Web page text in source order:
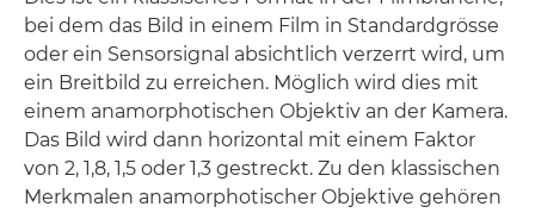
bei dem das Bild in einem Film in Standardgrösse
oder ein Sensorsignal absichtlich verzerrt wird, um
ein Breitbild zu erreichen. Möglich wird dies mit
einem anamorphotischen Objektiv an der Kamera.
Das Bild wird dann horizontal mit einem Faktor
von 2, 1,8, 1,5 oder 1,3 gestreckt. Zu den klassischen
Merkmalen anamorphotischer Objektive gehören